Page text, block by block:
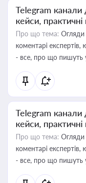
Telegram канали
кейси,
Про що тема: Огляди
коментарі
- все, про що пишуть
Telegram канали
кейси,
Про що тема: Огляди
коментарі
- все, про що пишуть